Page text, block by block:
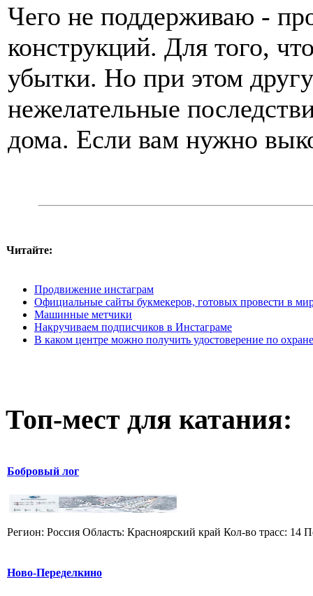
Чего не поддерживаю -
конструкций. Для того,
убытки. Но при этом
нежелательные
дома. Если вам нужно
Читайте:
Продвижение инстаграм
Официальные сайты букмекеров, готовых провести в
Машинные метчики
Накручиваем подписчиков в Инстаграме
В каком центре можно получить удостоверение по
Топ-мест для катания:
Бобровый лог
Регион: Россия Область: Красноярский край Кол-во трасс:
Ново-Переделкино